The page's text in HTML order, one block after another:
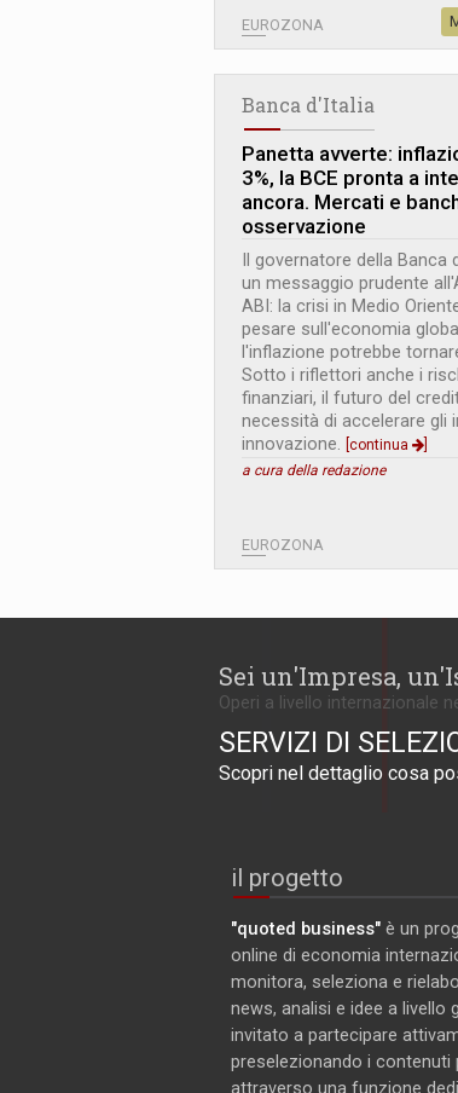
EUROZONA
Banca d'Italia
Panetta avverte:
3%, la BCE pronta a
ancora. Mercati e
osservazione
Il governatore della Banca
un messaggio prudente
ABI: la crisi in Medio
pesare sull'economia
l'inflazione potrebbe
Sotto i riflettori anche i
finanziari, il futuro del
necessità di accelerare gli
innovazione. [continua
a cura della redazione
EUROZONA
Sei un'Impresa,
Operi a livello internazionale
SERVIZI DI
Scopri nel dettaglio cosa
il progetto
"quoted business" è un
online di economia
monitora, seleziona e
news, analisi e idee a livello
invitato a partecipare
preselezionando i contenuti
attraverso una funzione